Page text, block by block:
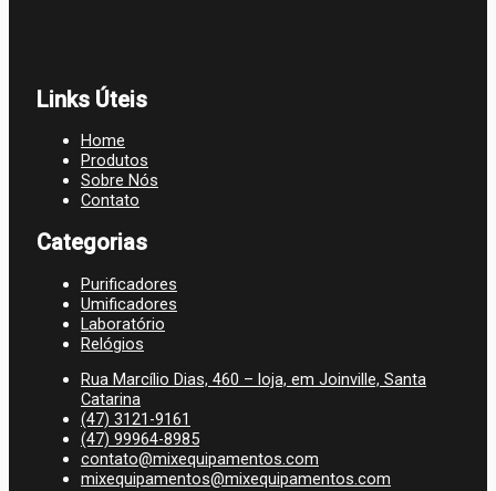
Links Úteis
Home
Produtos
Sobre Nós
Contato
Categorias
Purificadores
Umificadores
Laboratório
Relógios
Rua Marcílio Dias, 460 – loja, em Joinville, Santa
Catarina
(47) 3121-9161
(47) 99964-8985
contato@mixequipamentos.com
mixequipamentos@mixequipamentos.com